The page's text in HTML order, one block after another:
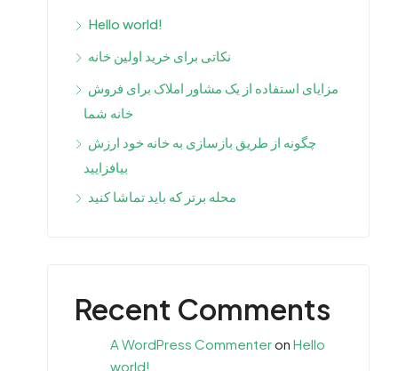
Hello world!
نکاتی برای خرید اولین خانه
مزایای استفاده از یک مشاور املاک برای فروش
خانه شما
چگونه از طریق بازسازی به خانه خود ارزش
بیافزایید
محله برتر که باید تماشا کنید
Recent Comments
A WordPress Commenteron Hello
world!